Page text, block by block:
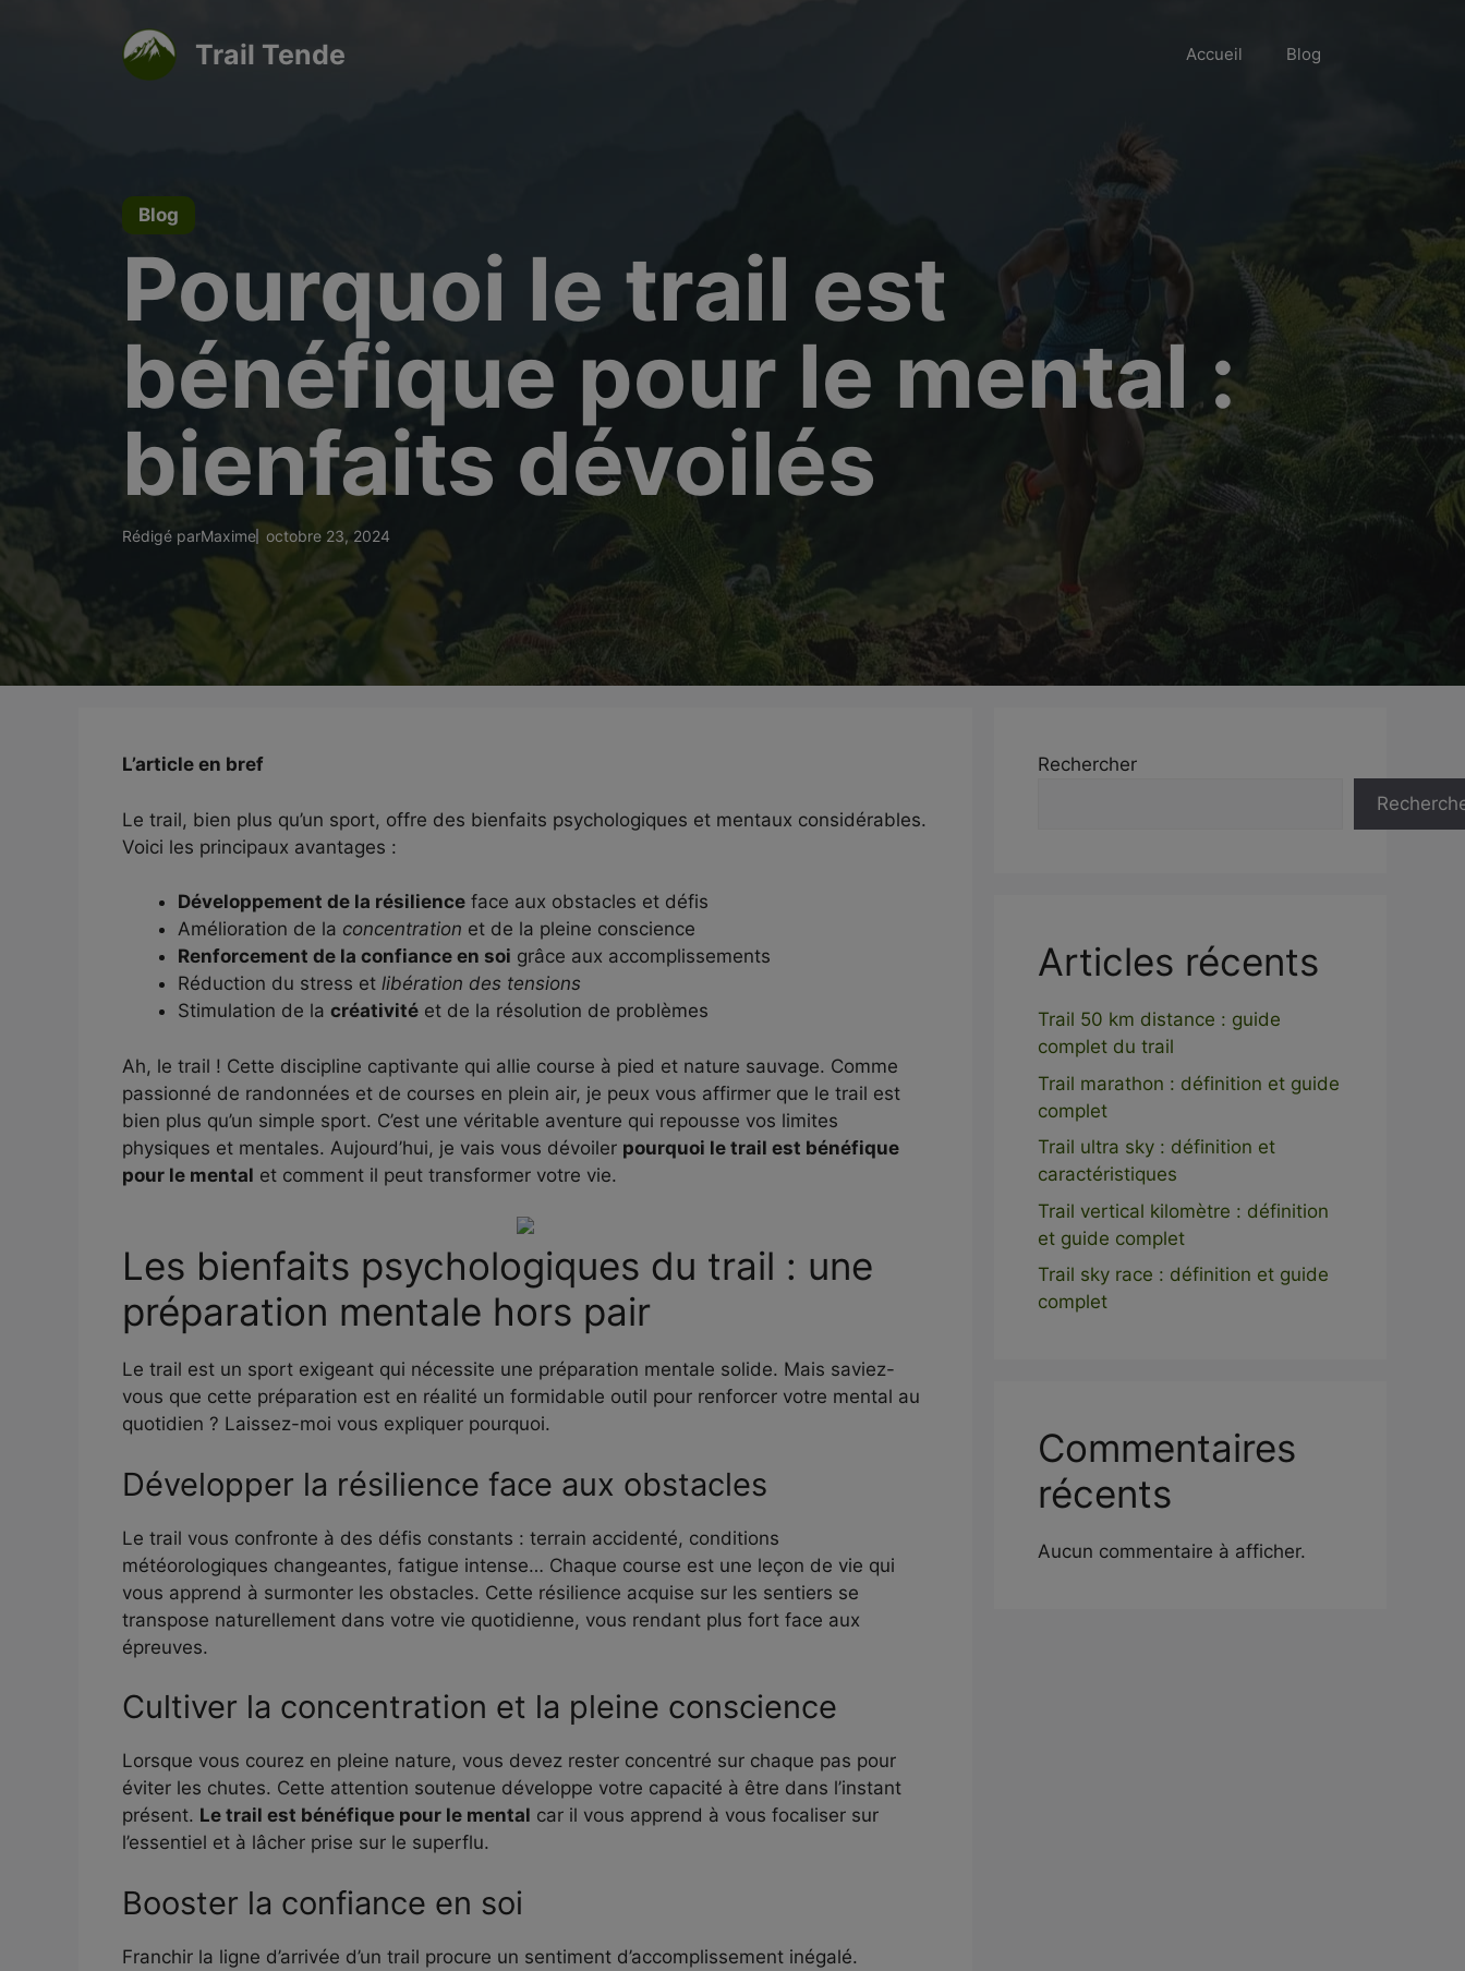
Trail Tende Accueil Blog
Blog
Pourquoi le trail est
bénéfique pour le mental :
bienfaits dévoilés
Rédigé parMaxime octobre 23, 2024
L’article en bref
Le trail, bien plus qu’un sport, offre des bienfaits psychologiques et mentaux considérables.
Voici les principaux avantages :
Développement de la résilience face aux obstacles et défis
Amélioration de la concentration et de la pleine conscience
Renforcement de la confiance en soi grâce aux accomplissements
Réduction du stress et libération des tensions
Stimulation de la créativité et de la résolution de problèmes
Ah, le trail ! Cette discipline captivante qui allie course à pied et nature sauvage. Comme
passionné de randonnées et de courses en plein air, je peux vous affirmer que le trail est
bien plus qu’un simple sport. C’est une véritable aventure qui repousse vos limites
physiques et mentales. Aujourd’hui, je vais vous dévoiler pourquoi le trail est bénéfique
pour le mental et comment il peut transformer votre vie.
Les bienfaits psychologiques du trail : une
préparation mentale hors pair
Le trail est un sport exigeant qui nécessite une préparation mentale solide. Mais saviez-
vous que cette préparation est en réalité un formidable outil pour renforcer votre mental au
quotidien ? Laissez-moi vous expliquer pourquoi.
Développer la résilience face aux obstacles
Le trail vous confronte à des défis constants : terrain accidenté, conditions
météorologiques changeantes, fatigue intense… Chaque course est une leçon de vie qui
vous apprend à surmonter les obstacles. Cette résilience acquise sur les sentiers se
transpose naturellement dans votre vie quotidienne, vous rendant plus fort face aux
épreuves.
Cultiver la concentration et la pleine conscience
Lorsque vous courez en pleine nature, vous devez rester concentré sur chaque pas pour
éviter les chutes. Cette attention soutenue développe votre capacité à être dans l’instant
présent. Le trail est bénéfique pour le mental car il vous apprend à vous focaliser sur
l’essentiel et à lâcher prise sur le superflu.
Booster la confiance en soi
Franchir la ligne d’arrivée d’un trail procure un sentiment d’accomplissement inégalé.
Rechercher
Articles récents
Trail 50 km distance : guide
complet du trail
Trail marathon : définition et guide
complet
Trail ultra sky : définition et
caractéristiques
Trail vertical kilomètre : définition
et guide complet
Trail sky race : définition et guide
complet
Commentaires
récents
Aucun commentaire à afficher.